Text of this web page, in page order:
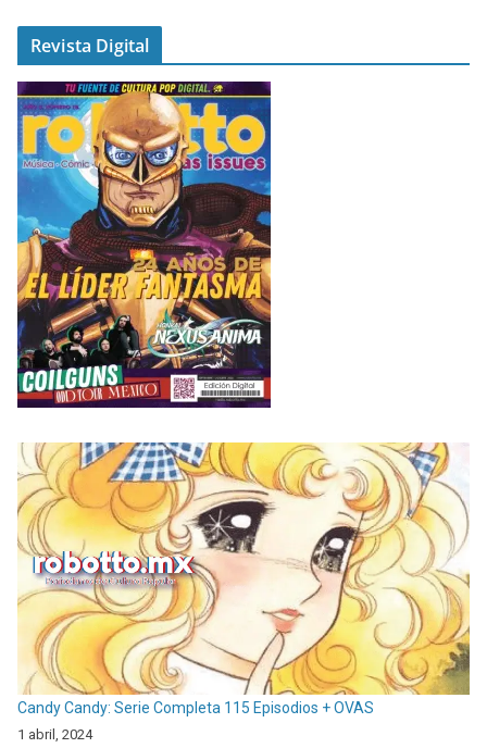
Revista Digital
Candy Candy: Serie Completa 115 Episodios + OVAS
1 abril, 2024